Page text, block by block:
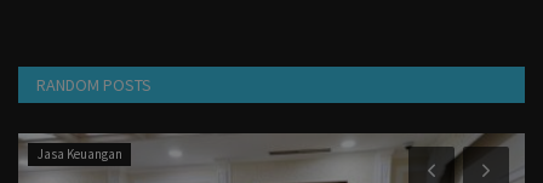
RANDOM POSTS
Jasa Keuangan